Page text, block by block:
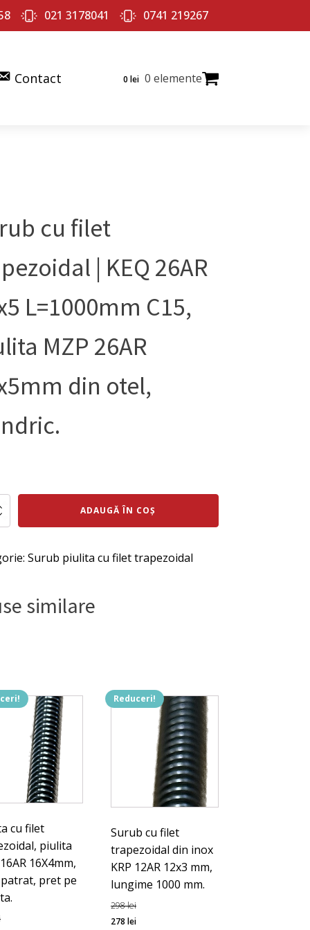
021 3178041 0741 219267
Contact 0 lei 0 elemente
cu filet
| KEQ 26AR
L=1000mm C15,
MZP 26AR
din otel,
ADAUGĂ ÎN COȘ
Surub piulita cu filet trapezoidal
similare
cu filet
piulita
16X4mm,
pret pe
Reduceri!
Surub cu filet
trapezoidal din inox
KRP 12AR 12x3 mm,
lungime 1000 mm.
298lei
Prețul
278 leiPrețul